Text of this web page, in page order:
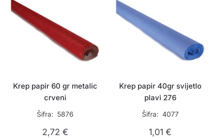
Krep papir 60 gr metalic
crveni
Šifra: 5876
2,72 €
Krep papir 40gr svijetlo
plavi 276
Šifra: 4077
1,01€